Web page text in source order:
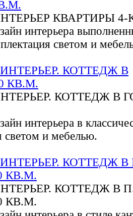
КВАРТИРЫ 4-
интерьера
светом и
КОТТЕДЖ В
интерьера в
светом и мебелью.
КОТТЕДЖ В
КВ.М.